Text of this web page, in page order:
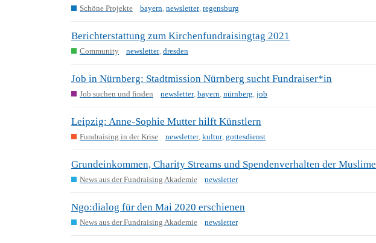
Schöne Projekte bayern newsletter regensburg
Berichterstattung zum Kirchenfundraisingtag 2021
Community newsletter dresden
Job in Nürnberg: Stadtmission Nürnberg sucht Fundraiser*in
Job suchen und finden newsletter bayern nürnberg job
Leipzig: Anne-Sophie Mutter hilft Künstlern
Fundraising in der Krise newsletter kultur gottesdienst
Grundeinkommen, Charity Streams und Spendenverhalten der Muslime
News aus der Fundraising Akademie newsletter
Ngo:dialog für den Mai 2020 erschienen
News aus der Fundraising Akademie newsletter